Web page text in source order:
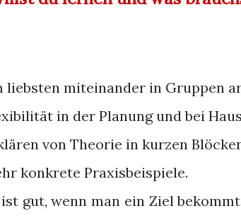
liebsten miteinander in Gruppen
in der Planung und bei
von Theorie in kurzen
konkrete Praxisbeispiele.
ist gut, wenn man ein Ziel